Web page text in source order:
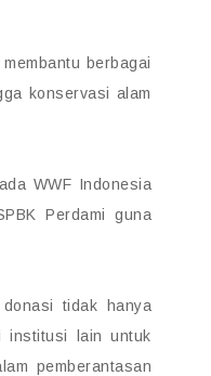
berbagai
konservasi alam
WWF Indonesia
Perdami guna
tidak hanya
institusi lain untuk
pemberantasan